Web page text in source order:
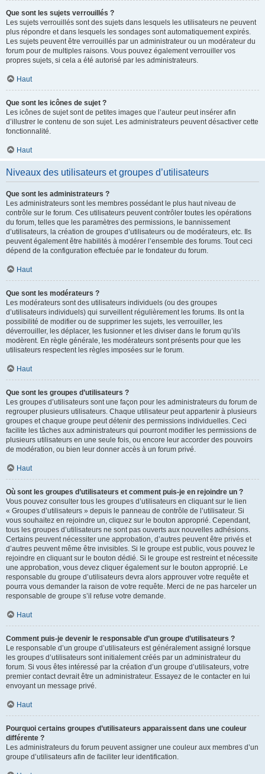
Que sont les sujets verrouillés ?
Les sujets verrouillés sont des sujets dans lesquels les utilisateurs ne peuvent
plus répondre et dans lesquels les sondages sont automatiquement expirés.
Les sujets peuvent être verrouillés par un administrateur ou un modérateur du
forum pour de multiples raisons. Vous pouvez également verrouiller vos
propres sujets, si cela a été autorisé par les administrateurs.
Haut
Que sont les icônes de sujet ?
Les icônes de sujet sont de petites images que l’auteur peut insérer afin
d’illustrer le contenu de son sujet. Les administrateurs peuvent désactiver cette
fonctionnalité.
Haut
Niveaux des utilisateurs et groupes d’utilisateurs
Que sont les administrateurs ?
Les administrateurs sont les membres possédant le plus haut niveau de
contrôle sur le forum. Ces utilisateurs peuvent contrôler toutes les opérations
du forum, telles que les paramètres des permissions, le bannissement
d’utilisateurs, la création de groupes d’utilisateurs ou de modérateurs, etc. Ils
peuvent également être habilités à modérer l’ensemble des forums. Tout ceci
dépend de la configuration effectuée par le fondateur du forum.
Haut
Que sont les modérateurs ?
Les modérateurs sont des utilisateurs individuels (ou des groupes
d’utilisateurs individuels) qui surveillent régulièrement les forums. Ils ont la
possibilité de modifier ou de supprimer les sujets, les verrouiller, les
déverrouiller, les déplacer, les fusionner et les diviser dans le forum qu’ils
modèrent. En règle générale, les modérateurs sont présents pour que les
utilisateurs respectent les règles imposées sur le forum.
Haut
Que sont les groupes d’utilisateurs ?
Les groupes d’utilisateurs sont une façon pour les administrateurs du forum de
regrouper plusieurs utilisateurs. Chaque utilisateur peut appartenir à plusieurs
groupes et chaque groupe peut détenir des permissions individuelles. Ceci
facilite les tâches aux administrateurs qui pourront modifier les permissions de
plusieurs utilisateurs en une seule fois, ou encore leur accorder des pouvoirs
de modération, ou bien leur donner accès à un forum privé.
Haut
Où sont les groupes d’utilisateurs et comment puis-je en rejoindre un ?
Vous pouvez consulter tous les groupes d’utilisateurs en cliquant sur le lien
« Groupes d’utilisateurs » depuis le panneau de contrôle de l’utilisateur. Si
vous souhaitez en rejoindre un, cliquez sur le bouton approprié. Cependant,
tous les groupes d’utilisateurs ne sont pas ouverts aux nouvelles adhésions.
Certains peuvent nécessiter une approbation, d’autres peuvent être privés et
d’autres peuvent même être invisibles. Si le groupe est public, vous pouvez le
rejoindre en cliquant sur le bouton dédié. Si le groupe est restreint et nécessite
une approbation, vous devez cliquer également sur le bouton approprié. Le
responsable du groupe d’utilisateurs devra alors approuver votre requête et
pourra vous demander la raison de votre requête. Merci de ne pas harceler un
responsable de groupe s’il refuse votre demande.
Haut
Comment puis-je devenir le responsable d’un groupe d’utilisateurs ?
Le responsable d’un groupe d’utilisateurs est généralement assigné lorsque
les groupes d’utilisateurs sont initialement créés par un administrateur du
forum. Si vous êtes intéressé par la création d’un groupe d’utilisateurs, votre
premier contact devrait être un administrateur. Essayez de le contacter en lui
envoyant un message privé.
Haut
Pourquoi certains groupes d’utilisateurs apparaissent dans une couleur
différente ?
Les administrateurs du forum peuvent assigner une couleur aux membres d’un
groupe d’utilisateurs afin de faciliter leur identification.